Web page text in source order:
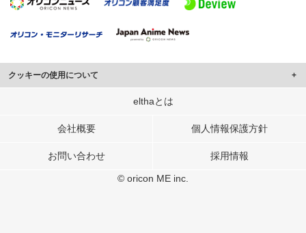
クッキーの使用について
このサイトでは Cookie を使用して、ユーザーに合わせたコンテンツや広告の
行っています。
メディアや広告配信、データ解析の各パートナーに提供しています。
elthaとは
会社概要 個人情報保護方針
お問い合わせ 採用情報
© oricon ME inc.